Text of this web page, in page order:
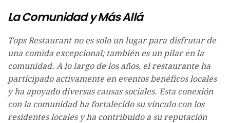
La Comunidad y Más Allá
Tops Restaurant no es solo un lugar para disfrutar de
una comida excepcional; también es un pilar en la
comunidad. A lo largo de los años, el restaurante ha
participado activamente en eventos benéficos locales
y ha apoyado diversas causas sociales. Esta conexión
con la comunidad ha fortalecido su vínculo con los
residentes locales y ha contribuido a su reputación